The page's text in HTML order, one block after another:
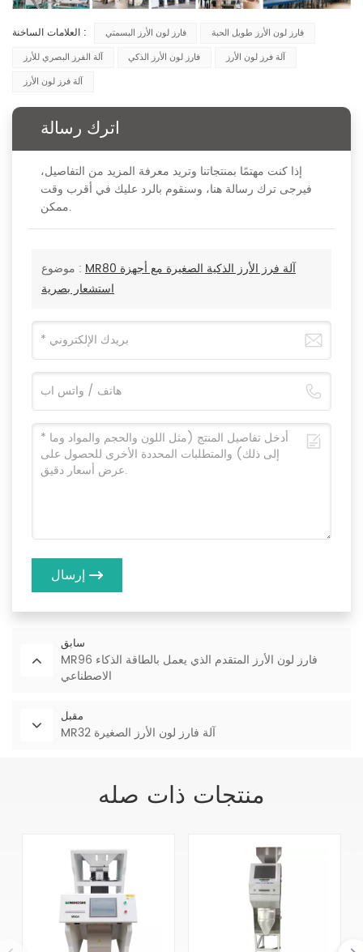
العلامات الساخنة : فارز لون الأرز البسمتي
فارز لون الأرز طويل الحبة
آلة الفرز البصري للأرز
فارز لون الأرز الذكي
آلة فرز لون الأرز
آلة فرز لون الأرز
اترك رسالة
إذا كنت مهتمًا بمنتجاتنا وتريد معرفة المزيد من التفاصيل،
فيرجى ترك رسالة هنا، وسنقوم بالرد عليك في أقرب وقت
ممكن.
موضوع : MR80 آلة فرز الأرز الذكية الصغيرة مع أجهزة
استشعار بصرية
إرسال
سابق
MR96 فارز لون الأرز المتقدم الذي يعمل بالطاقة الذكاء
الاصطناعي
مقبل
MR32 آلة فارز لون الأرز الصغيرة
منتجات ذات صله